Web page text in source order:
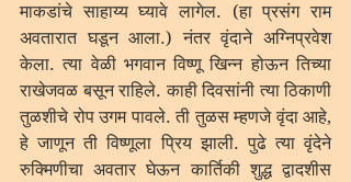
माकडांचे साहाय्य घ्यावे लागेल. (हा प्रसंग राम
अवतारात घडून आला.) नंतर वृंदाने अग्निप्रवेश
केला. त्या वेळी भगवान विष्णू खिन्न होऊन तिच्या
राखेजवळ बसून राहिले. काही दिवसांनी त्या ठिकाणी
तुळशीचे रोप उगम पावले. ती तुळस म्हणजे वृंदा आहे,
हे जाणून ती विष्णूला प्रिय झाली. पुढे त्या वृंदेने
रुक्मिणीचा अवतार घेऊन कार्तिकी शुद्ध द्वादशीस